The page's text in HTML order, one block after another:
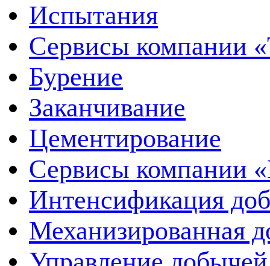
Испытания
Сервисы компании
Бурение
Заканчивание
Цементирование
Сервисы компании
Интенсификация
Механизированная